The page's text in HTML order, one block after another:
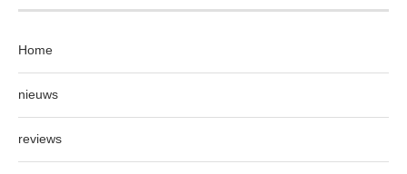
Home
nieuws
reviews